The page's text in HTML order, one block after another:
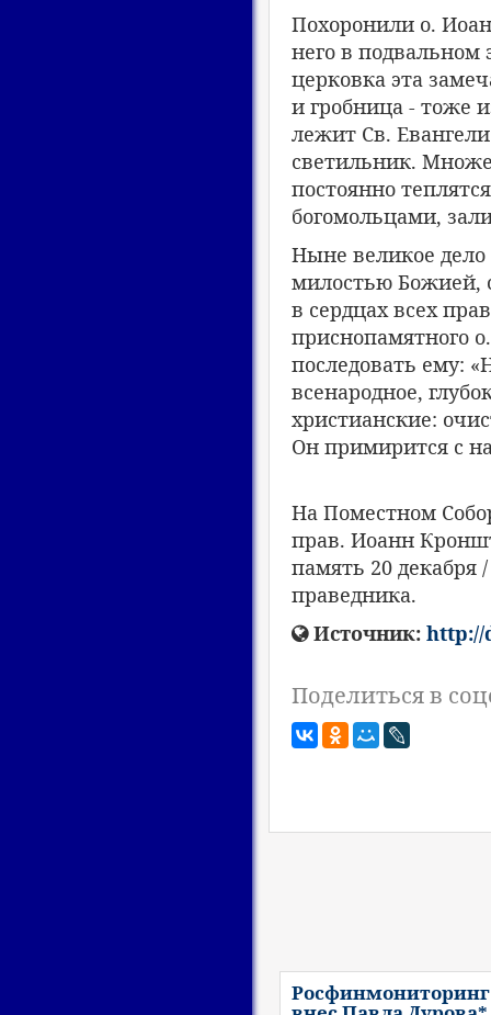
Похоронили о.
него в
церковка эта
и гробница - тоже
лежит Св.
светильник.
постоянно
богомольцами,
Ныне великое дело
милостью Божией,
в сердцах всех
приснопамятного
последовать ему:
всенародное,
христианские:
Он примирится с
На Поместном
прав. Иоанн
память 20 декабря
праведника.
Источник: http://
Поделиться в
Росфинмониторинг